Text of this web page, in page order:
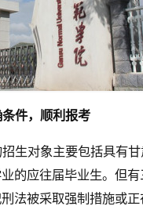
件，顺利报考
生对象主要包括具有
的应往届毕业生。但
法被采取强制措施或